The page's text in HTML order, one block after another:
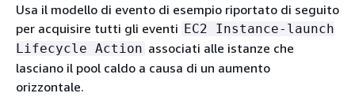
Usa il modello di evento di esempio riportato di seguito
per acquisire tutti gli eventi EC2 Instance-launch
Lifecycle Action associati alle istanze che
lasciano il pool caldo a causa di un aumento
orizzontale.